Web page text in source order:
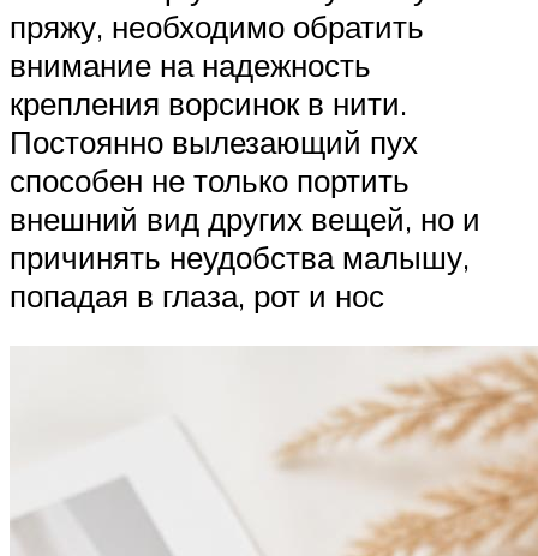
пряжу, необходимо обратить
внимание на надежность
крепления ворсинок в нити.
Постоянно вылезающий пух
способен не только портить
внешний вид других вещей, но и
причинять неудобства малышу,
попадая в глаза, рот и нос